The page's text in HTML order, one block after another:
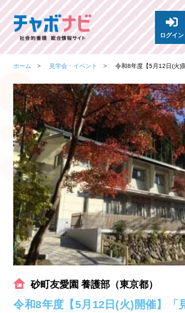
ログイン
ホーム 見学会・イベント 令和8年度【5月12日(火)
砂町友愛園 養護部（東京都）
令和8年度【5月12日(火)開催】「